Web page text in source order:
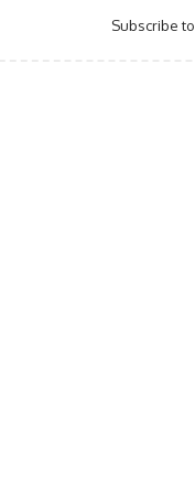
Subscribe